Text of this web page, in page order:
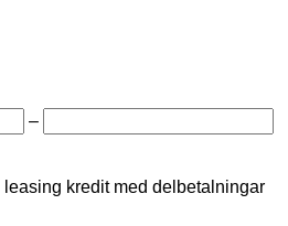
–
leasing kredit med delbetalningar